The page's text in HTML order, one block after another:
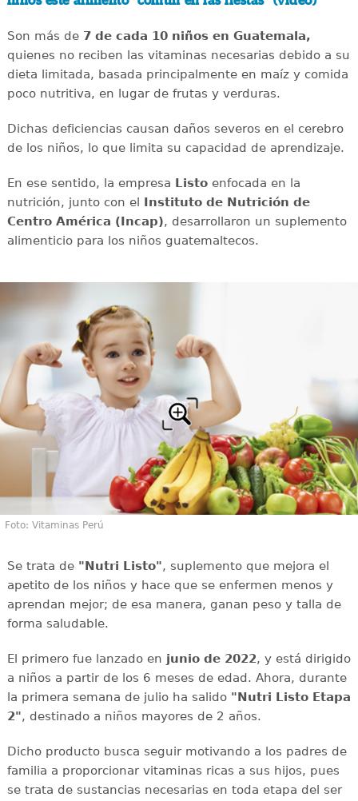
Son más de 7 de cada 10 niños en Guatemala,
quienes no reciben las vitaminas necesarias debido a su
dieta limitada, basada principalmente en maíz y comida
poco nutritiva, en lugar de frutas y verduras.
Dichas deficiencias causan daños severos en el cerebro
de los niños, lo que limita su capacidad de aprendizaje.
En ese sentido, la empresa Listoenfocada en la
nutrición, junto con el Instituto de Nutrición de
Centro América (Incap), desarrollaron un suplemento
alimenticio para los niños guatemaltecos.
Foto: Vitaminas Perú
Se trata de"Nutri Listo", suplemento que mejora el
apetito de los niños y hace que se enfermen menos y
aprendan mejor; de esa manera, ganan peso y talla de
forma saludable.
El primero fue lanzado en junio de 2022, y está dirigido
a niños a partir de los 6 meses de edad. Ahora, durante
la primera semana de julio ha salido "Nutri Listo Etapa
2", destinado a niños mayores de 2 años.
Dicho producto busca seguir motivando a los padres de
familia a proporcionar vitaminas ricas a sus hijos, pues
se trata de sustancias necesarias en toda etapa del ser